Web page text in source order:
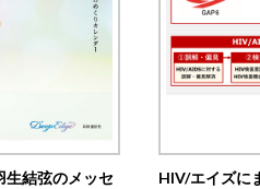
生結弦のメッセ
HIV/エイズに